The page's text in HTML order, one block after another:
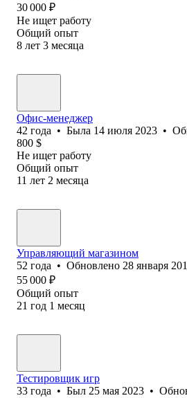
30 000 ₽
Не ищет работу
Общий опыт
8 лет 3 месяца
Офис-менеджер
42 года • Была 14 июля 2023 •
800 $
Не ищет работу
Общий опыт
11 лет 2 месяца
Управляющий магазином
52 года • Обновлено 28 января
55 000 ₽
Общий опыт
21 год 1 месяц
Тестировщик игр
33 года • Был 25 мая 2023 •